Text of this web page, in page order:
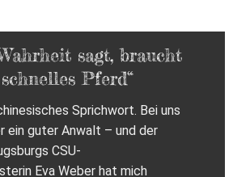
sagt, braucht
Pferd“
Sprichwort. Bei uns
ein guter Anwalt – und der
CSU-
Eva Weber hat mich